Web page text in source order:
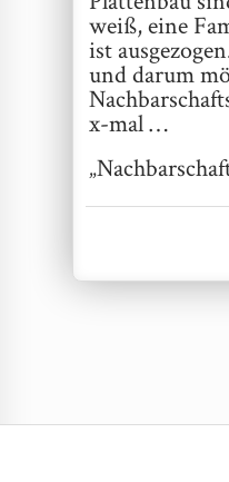
weiß, eine
ist
und darum
x-mal …